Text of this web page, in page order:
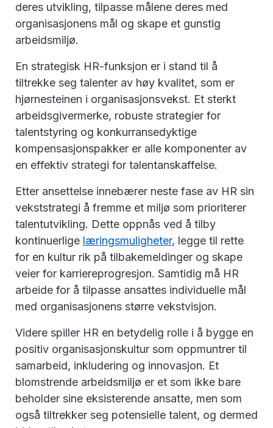
deres utvikling, tilpasse målene deres med
organisasjonens mål og skape et gunstig
arbeidsmiljø.
En strategisk HR-funksjon er i stand til å
tiltrekke seg talenter av høy kvalitet, som er
hjørnesteinen i organisasjonsvekst. Et sterkt
arbeidsgivermerke, robuste strategier for
talentstyring og konkurransedyktige
kompensasjonspakker er alle komponenter av
en effektiv strategi for talentanskaffelse.
Etter ansettelse innebærer neste fase av HR sin
vekststrategi å fremme et miljø som prioriterer
talentutvikling. Dette oppnås ved å tilby
kontinuerlige læringsmuligheter, legge til rette
for en kultur rik på tilbakemeldinger og skape
veier for karriereprogresjon. Samtidig må HR
arbeide for å tilpasse ansattes individuelle mål
med organisasjonens større vekstvisjon.
Videre spiller HR en betydelig rolle i å bygge en
positiv organisasjonskultur som oppmuntrer til
samarbeid, inkludering og innovasjon. Et
blomstrende arbeidsmiljø er et som ikke bare
beholder sine eksisterende ansatte, men som
også tiltrekker seg potensielle talent, og dermed